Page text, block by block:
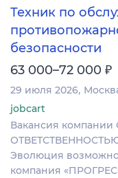
Техник по
безопасности
63 000–72 000 ₽
29 июля 2026
jobcart
Вакансия
Эволюция
компания